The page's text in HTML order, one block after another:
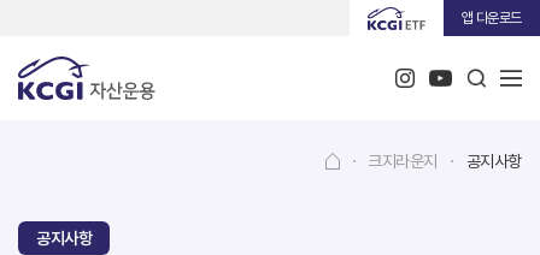
앱 다운로드
· 크지라운지 · 공지사항
공지사항